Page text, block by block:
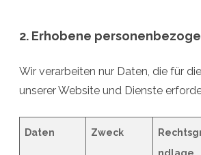
2. Erhobene
Wir verarbeiten nur Daten, die für
unserer Website und Dienste
Daten Zweck
ndlage